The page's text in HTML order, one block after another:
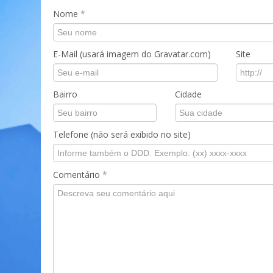
Nome *
E-Mail (usará imagem do Gravatar.com) Site
Bairro Cidade
Telefone (não será exibido no site)
Comentário *